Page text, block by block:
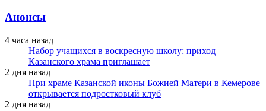
Анонсы
4 часа назад
Набор учащихся в воскресную школу: приход
Казанского храма приглашает
2 дня назад
При храме Казанской иконы Божией Матери в Кемерове
открывается подростковый клуб
2 дня назад